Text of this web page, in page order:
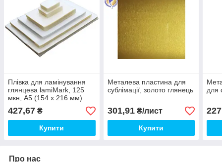
Плівка для ламінування
глянцева lamiMark, 125
мкн, A5 (154 х 216 мм)
427,67 ₴
Купити
Металева пластина для
сублімації, золото глянець
301,91₴/лист
Купити
для
227
Про нас